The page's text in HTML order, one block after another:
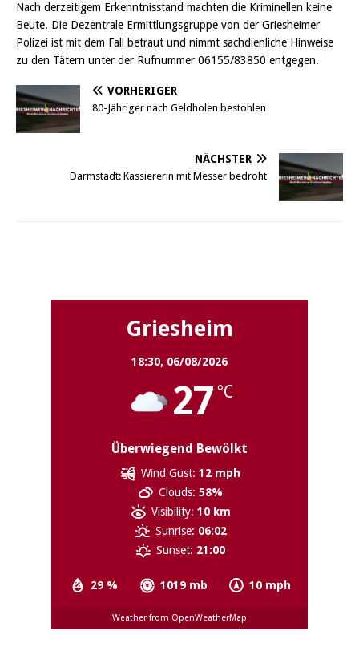
Nach derzeitigem Erkenntnisstand machten die Kriminellen keine
Beute. Die Dezentrale Ermittlungsgruppe von der Griesheimer
Polizei ist mit dem Fall betraut und nimmt sachdienliche Hinweise
zu den Tätern unter der Rufnummer 06155/83850 entgegen.
VORHERIGER
80-Jähriger nach Geldholen bestohlen
NÄCHSTER
Darmstadt: Kassiererin mit Messer bedroht
Griesheim
18:30, 06/08/2026
27 °C
Überwiegend Bewölkt
29 % 1019 mb 10 mph
Wind Gust: 12 mph
Clouds: 58%
Visibility: 10 km
Sunrise: 06:02
Sunset: 21:00
Weather from OpenWeatherMap